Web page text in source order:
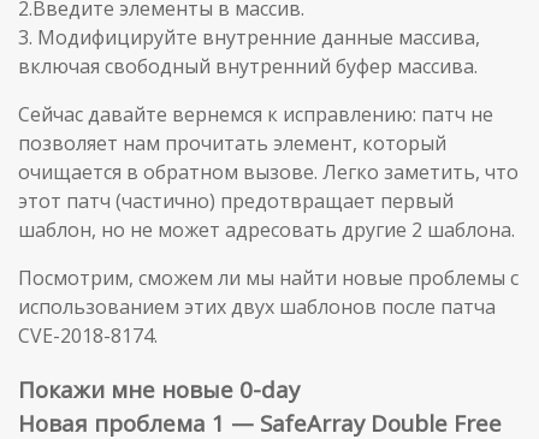
2.Введите элементы в массив.
3. Модифицируйте внутренние данные массива,
включая свободный внутренний буфер массива.
Сейчас давайте вернемся к исправлению: патч не
позволяет нам прочитать элемент, который
очищается в обратном вызове. Легко заметить, что
этот патч (частично) предотвращает первый
шаблон, но не может адресовать другие 2 шаблона.
Посмотрим, сможем ли мы найти новые проблемы с
использованием этих двух шаблонов после патча
CVE-2018-8174.
Покажи мне новые 0-day
Новая проблема 1 — SafeArray Double Free